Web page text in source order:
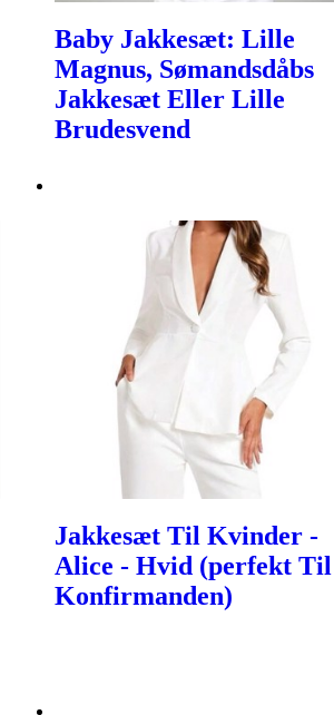
Baby Jakkesæt: Lille
Magnus, Sømandsdåbs
Jakkesæt Eller Lille
Brudesvend
Jakkesæt Til Kvinder -
Alice - Hvid (perfekt Til
Konfirmanden)